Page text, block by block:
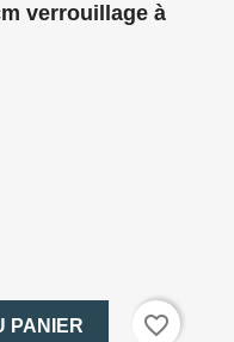
verrouillage à
PANIER
favorite_border